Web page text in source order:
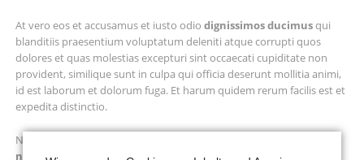
At vero eos et accusamus et iusto odio dignissimos ducimusqui
blanditiis praesentium voluptatum deleniti atque corrupti quos
dolores et quas molestias excepturi sint occaecati cupiditate non
provident, similique sunt in culpa qui officia deserunt mollitia animi,
id est laborum et dolorum fuga. Et harum quidem rerum facilis est et
expedita distinctio.
Nam libero tempore, cum soluta nobis est eligendi
nihil
impedit quo minus id quod maxime placeat facere possimus,